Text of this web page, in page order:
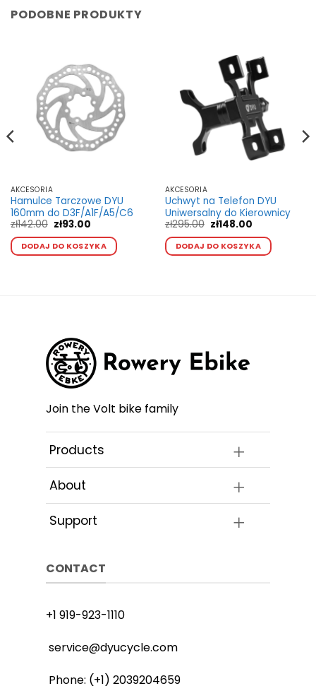
PODOBNE PRODUKTY
AKCESORIA
Hamulce Tarczowe DYU
160mm do D3F/A1F/A5/C6
zł142.00 Pierwotna
wynosiła:
zł142.00.
zł93.00Aktualna
wynosi:
zł93.00.
DODAJ DO KOSZYKA
stronie
AKCESORIA
Uchwyt na Telefon DYU
Uniwersalny do Kierownicy
zł295.00 Pierwotna
wynosiła:
zł295.00.
zł148.00Aktualna
wynosi:
zł148.00.
DODAJ DO KOSZYKA
Join the Volt bike family
Products
About
Support
CONTACT
+1 919-923-1110
service@dyucycle.com
Phone: (+1) 2039204659